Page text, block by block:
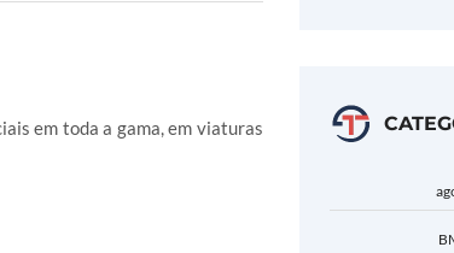
em toda a gama, em viaturas